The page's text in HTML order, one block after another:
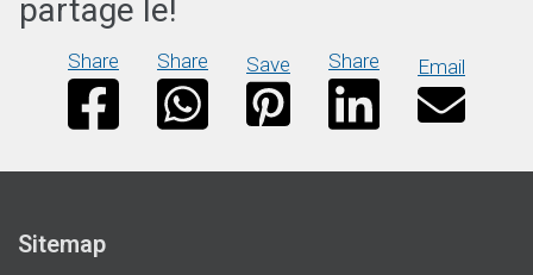
partage le!
Share Share Save Share Email
Sitemap